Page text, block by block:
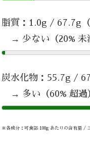
脂質：1.0g / 67.7g（
→ 少ない（20% 未
炭水化物：55.7g /
→ 多い（60% 超過
※各成分：可食部 100g あたりの含有量 /